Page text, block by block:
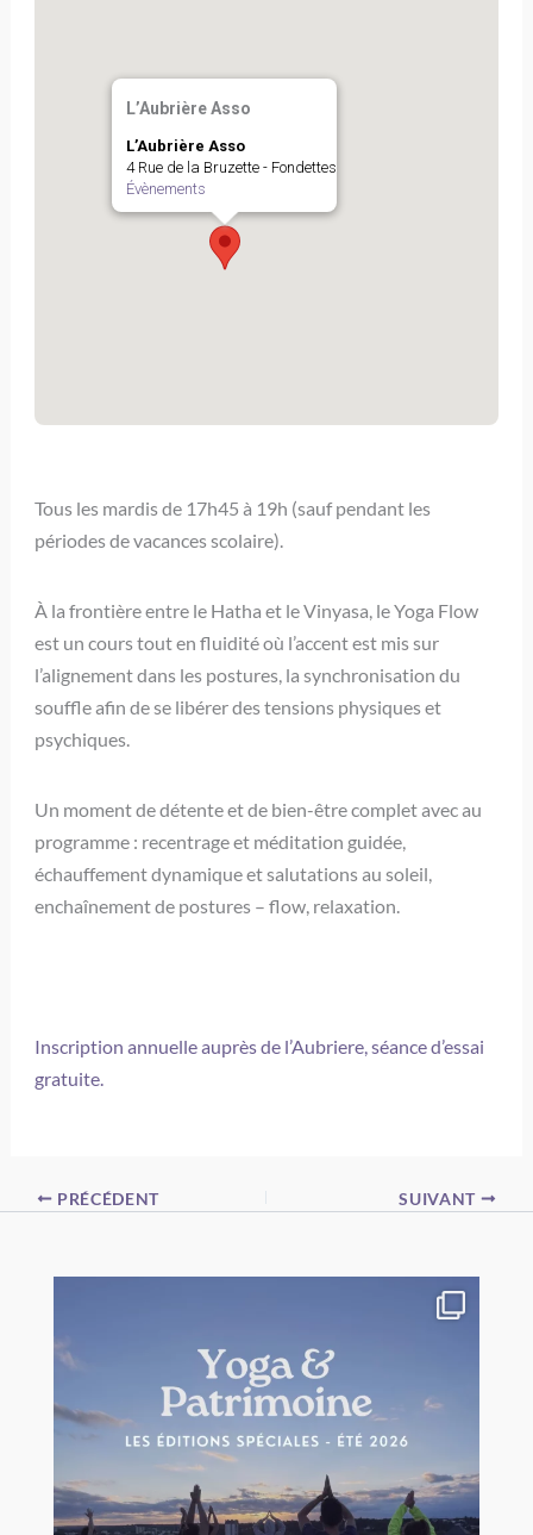
L’Aubrière Asso
L’Aubrière Asso
4 Rue de la Bruzette - Fondettes
Évènements
Tous les mardis de 17h45 à 19h (sauf pendant les
périodes de vacances scolaire).
À la frontière entre le Hatha et le Vinyasa, le Yoga Flow
est un cours tout en fluidité où l’accent est mis sur
l’alignement dans les postures, la synchronisation du
souffle afin de se libérer des tensions physiques et
psychiques.
Un moment de détente et de bien-être complet avec au
programme : recentrage et méditation guidée,
échauffement dynamique et salutations au soleil,
enchaînement de postures – flow, relaxation.
Inscription annuelle auprès de l’Aubriere, séance d’essai
gratuite.
PRÉCÉDENT SUIVANT